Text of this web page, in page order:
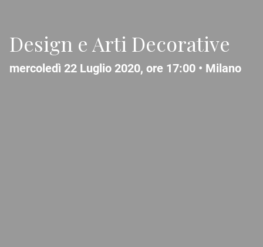
Design e Arti Decorative
mercoledì 22 Luglio 2020, ore 17:00 • Milano